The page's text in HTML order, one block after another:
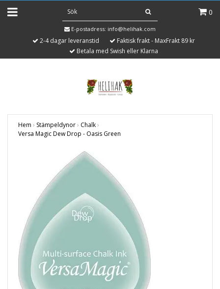
0
E-postadress: info@helihak.com
2-4 dagar leveranstid
Faktisk frakt - MaxFrakt 89 kr
Betala med Swish eller Klarna
Hem › Stämpeldynor› Chalk›
Versa Magic Dew Drop - Oasis Green